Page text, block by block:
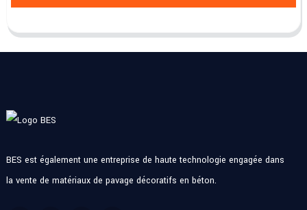
BES est également une entreprise de haute technologie engagée dans
la vente de matériaux de pavage décoratifs en béton.